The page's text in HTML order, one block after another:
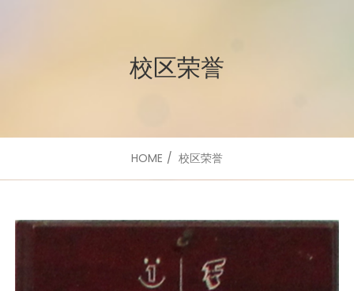
校区荣誉
HOME 校区荣誉